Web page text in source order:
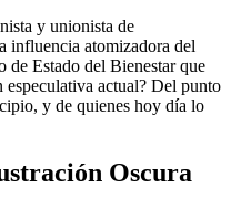
y unionista de
influencia atomizadora del
de Estado del Bienestar que
actual? Del punto
y de quienes hoy día lo
Oscura